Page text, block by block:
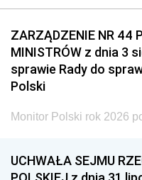
2014
2011
2008
2005
1996
ZARZĄDZENIE NR 44
MINISTRÓW z dnia 3
sprawie Rady do
Polski
Monitor Polski rok 2026
UCHWAŁA SEJMU